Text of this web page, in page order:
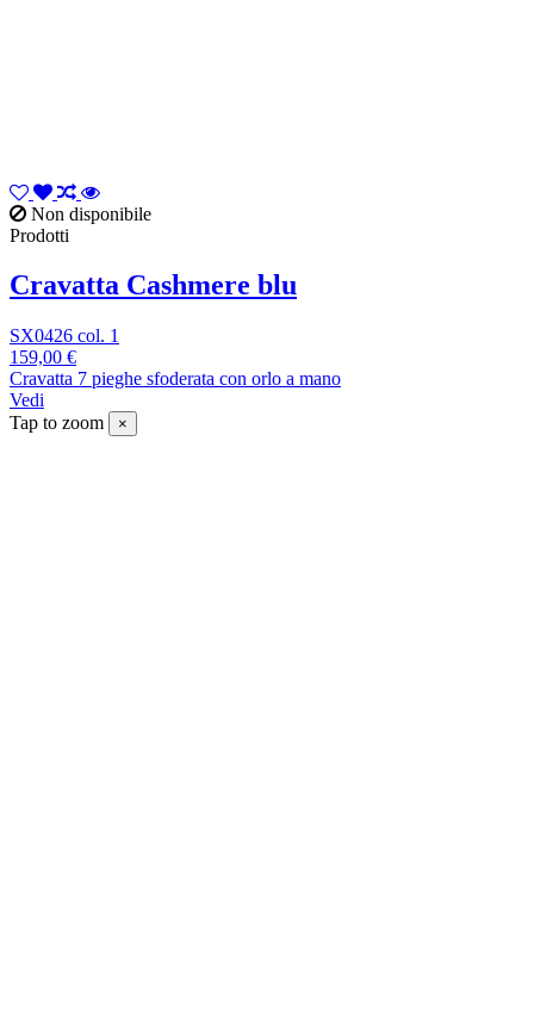
Non disponibile
Prodotti
Cravatta Cashmere blu
SX0426 col. 1
159,00 €
Cravatta 7 pieghe sfoderata con orlo a mano
Vedi
Tap to zoom
×